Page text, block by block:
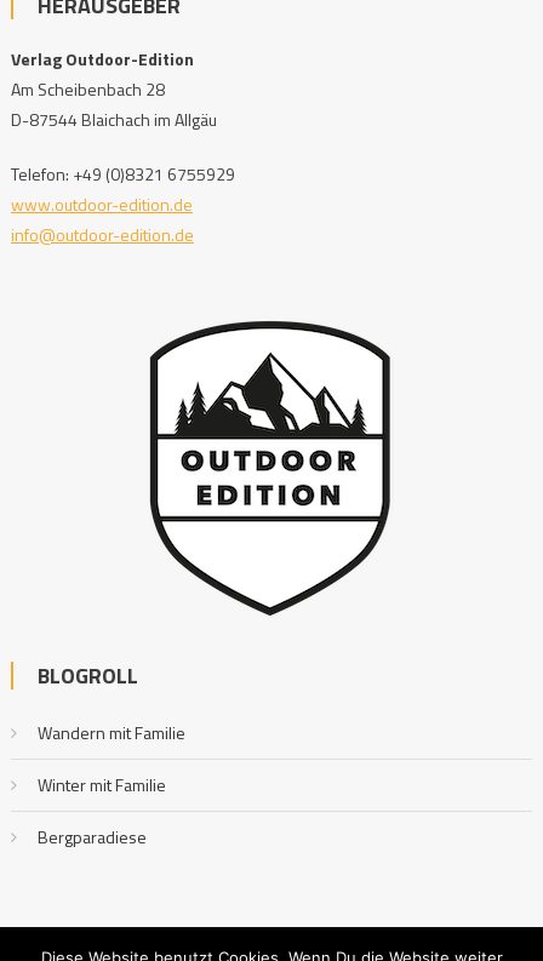
Verlag Outdoor-Edition
Am Scheibenbach 28
D-87544 Blaichach im Allgäu
Telefon: +49 (0)8321 6755929
www.outdoor-edition.de
info@outdoor-edition.de
BLOGROLL
Wandern mit Familie
Winter mit Familie
Bergparadiese